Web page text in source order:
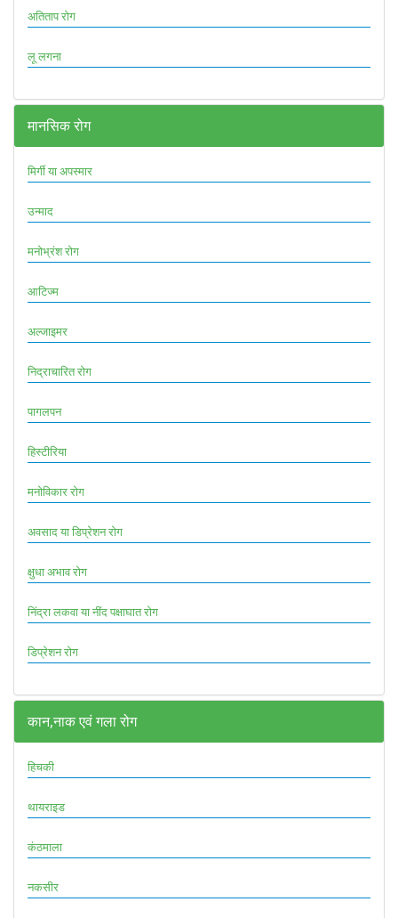
अतिताप रोग
लू लगना
मानसिक रोग
मिर्गी या अपस्मार
उन्माद
मनोभ्रंश रोग
आटिज्म
अल्जाइमर
निद्राचारित रोग
पागलपन
हिस्टीरिया
मनोविकार रोग
अवसाद या डिप्रेशन रोग
क्षुधा अभाव रोग
निंद्रा लकवा या नींद पक्षाघात रोग
डिप्रेशन रोग
कान,नाक एवं गला रोग
हिचकी
थायराइड
कंठमाला
नकसीर